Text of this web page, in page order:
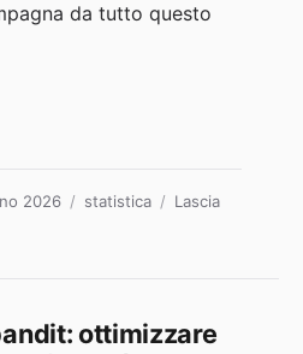
da tutto questo
2026 Categorie
statistica
Lascia
ottimizzare